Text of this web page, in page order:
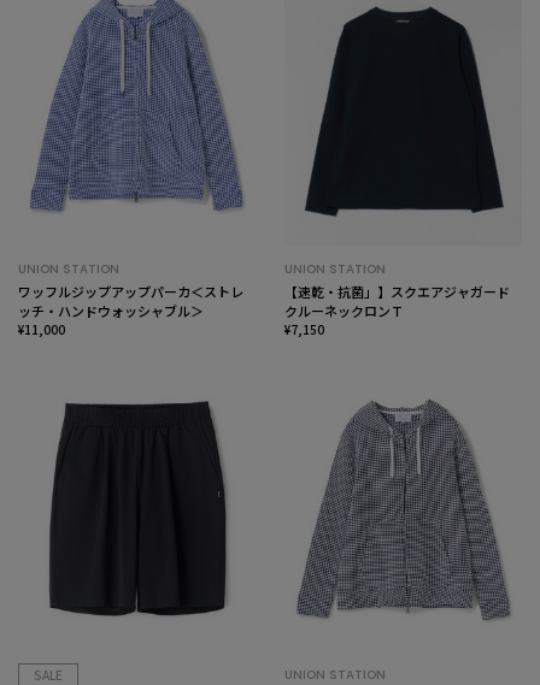
UNION STATION
ワッフルジップアップパーカ＜ストレ
ッチ・ハンドウォッシャブル＞
¥11,000
UNION STATION
【速乾・抗菌」】スクエアジャガード
クルーネックロンＴ
¥7,150
SALE
UNION STATION